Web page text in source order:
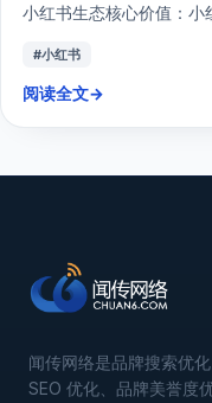
小红书生态核心价值：小
#小红书
阅读全文→
闻传网络是品牌搜索优
SEO 优化、品牌美誉度